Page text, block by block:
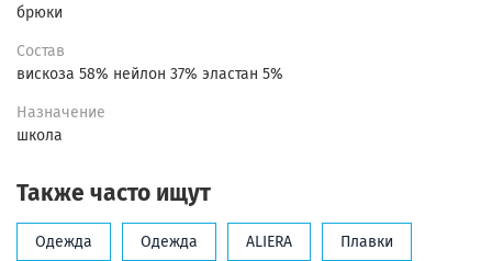
брюки
Состав
вискоза 58% нейлон 37% эластан 5%
Назначение
школа
Также часто ищут
Одежда Одежда ALIERA Плавки